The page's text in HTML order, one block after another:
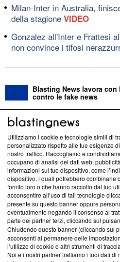
Milan-Inter in Australia,
della stagione VIDEO
Gonzalez all'Inter e Frattesi
non convince i tifosi
Blasting News lavora con
contro le fake news
ABOUT LINEA
Questa sezione offre informazioni
News, sui nostri processi editoriali
creare news di qualità. Inoltre,
‘Trust Project - News with Integrity’
ancora membro del programma,
parte; Trust Project non ha
conformità agli standard.
Su di noi
Team editoriale
Utilizziamo i cookie e tecnologie simili di
personalizzato rispetto alle tue esigenze
nostro traffico. Raccogliamo e
occupano di analisi dei dati web,
informazioni sul tuo dispositivo, come
dispositivo, i quali potrebbero combinarle
fornito loro o che hanno raccolto dal tuo
acconsentire all’uso di tali tecnologie
presente su questo banner oppure
eventualmente negando il consenso al
parte dei partner terzi, cliccando sul
Chiudendo questo banner (cliccando sul
acconsenti al permanere delle
l’utilizzo di cookie o altri strumenti di
Noi e i nostri partner trattiamo i tuoi dati